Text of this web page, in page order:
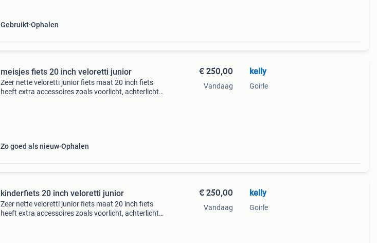
Gebruikt Ophalen
meisjes fiets 20 inch veloretti junior
Zeer nette veloretti junior fiets maat 20 inch fiets
heeft extra accessoires zoals voorlicht, achterlicht,
Zo goed als nieuw Ophalen
€ 250,00
Vandaag
kelly
Goirle
kinderfiets 20 inch veloretti junior
Zeer nette veloretti junior fiets maat 20 inch fiets
heeft extra accessoires zoals voorlicht, achterlicht,
€ 250,00
Vandaag
kelly
Goirle